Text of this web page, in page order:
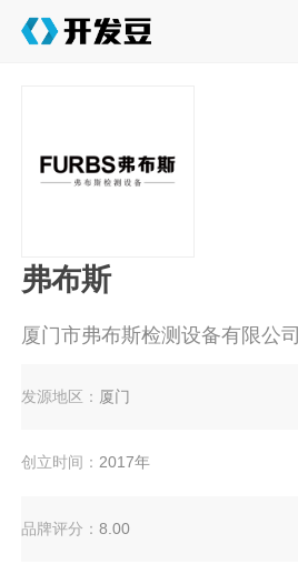
弗布斯
厦门市弗布斯检测设备有限公司
发源地区： 厦门
创立时间：2017年
品牌评分：8.00